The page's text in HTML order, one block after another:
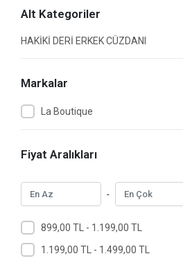
Alt Kategoriler
HAKİKİ DERİ ERKEK CÜZDANI
Markalar
La Boutique
Fiyat Aralıkları
-
899,00 TL - 1.199,00 TL
1.199,00 TL - 1.499,00 TL